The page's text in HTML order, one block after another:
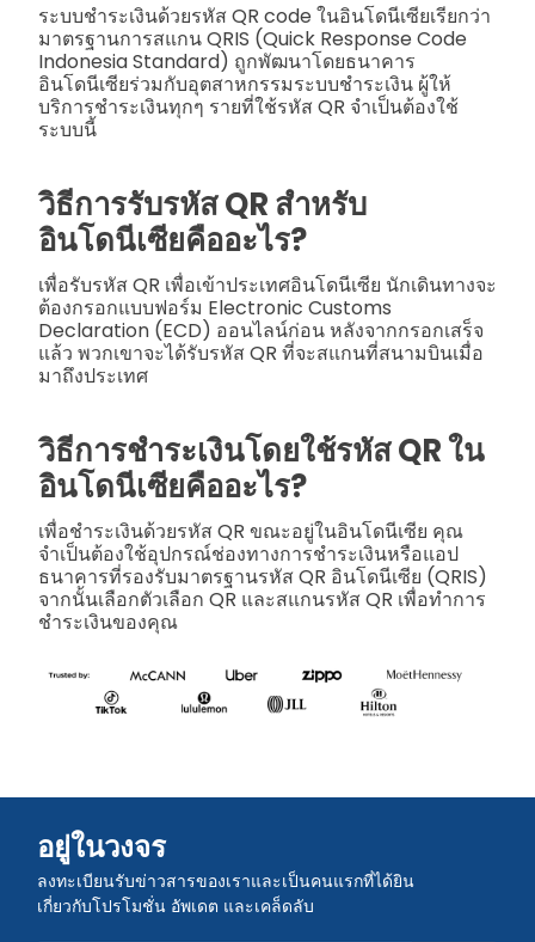
ระบบชำระเงินด้วยรหัส QR code ในอินโดนีเซียเรียกว่า
มาตรฐานการสแกน QRIS (Quick Response Code
Indonesia Standard) ถูกพัฒนาโดยธนาคาร
อินโดนีเซียร่วมกับอุตสาหกรรมระบบชำระเงิน ผู้ให้
บริการชำระเงินทุกๆ รายที่ใช้รหัส QR จำเป็นต้องใช้
ระบบนี้
วิธีการรับรหัส QR สำหรับ
อินโดนีเซียคืออะไร?
เพื่อรับรหัส QR เพื่อเข้าประเทศอินโดนีเซีย นักเดินทางจะ
ต้องกรอกแบบฟอร์ม Electronic Customs
Declaration (ECD) ออนไลน์ก่อน หลังจากกรอกเสร็จ
แล้ว พวกเขาจะได้รับรหัส QR ที่จะสแกนที่สนามบินเมื่อ
มาถึงประเทศ
วิธีการชำระเงินโดยใช้รหัส QR ใน
อินโดนีเซียคืออะไร?
เพื่อชำระเงินด้วยรหัส QR ขณะอยู่ในอินโดนีเซีย คุณ
จำเป็นต้องใช้อุปกรณ์ช่องทางการชำระเงินหรือแอป
ธนาคารที่รองรับมาตรฐานรหัส QR อินโดนีเซีย (QRIS)
จากนั้นเลือกตัวเลือก QR และสแกนรหัส QR เพื่อทำการ
ชำระเงินของคุณ
อยู่ในวงจร
ลงทะเบียนรับข่าวสารของเราและเป็นคนแรกที่ได้ยิน
เกี่ยวกับโปรโมชั่น อัพเดต และเคล็ดลับ